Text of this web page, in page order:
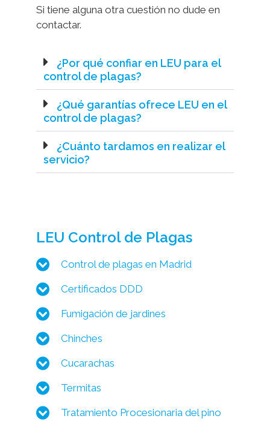
Si tiene alguna otra cuestión no dude en
contactar.
¿Por qué confiar en LEU para el
control de plagas?
¿Qué garantías ofrece LEU en el
control de plagas?
¿Cuánto tardamos en realizar el
servicio?
LEU Control de Plagas
Control de plagas en Madrid
Certificados DDD
Fumigación de jardines
Chinches
Cucarachas
Termitas
Tratamiento Procesionaria del pino